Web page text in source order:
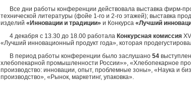
Все дни работы конференции действовала выставка фирм-
технической литературы (фойе 1-го и 2-го этажей); выставка
изделий «Инновации и традиции» и Конкурса «Лучший
4 декабря с 13.30 до 18.00 работала Конкурсная комиссия
«Лучший инновационный продукт года», которая
В период работы конференции было заслушано 54
хлебопекарной промышленности России»», «Хлебопекарное
производство: инновации, опыт, проблемные зоны», «Наука и
производство», «Рынок, маркетинг, упаковка».